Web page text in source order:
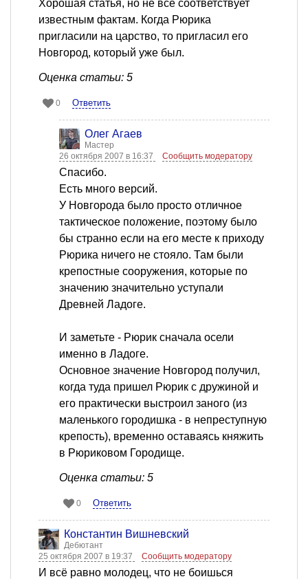
Хорошая статья, но не все соответствует
известным фактам. Когда Рюрика
пригласили на царство, то пригласил его
Новгород, который уже был.
Оценка статьи: 5
0 Ответить
Олег Агаев
Мастер
26 октября 2007 в 16:37
Сообщить модератору
Спасибо.
Есть много версий.
У Новгорода было просто отличное
тактическое положение, поэтому было
бы странно если на его месте к приходу
Рюрика ничего не стояло. Там были
крепостные сооружения, которые по
значению значительно уступали
Древней Ладоге.
И заметьте - Рюрик сначала осели
именно в Ладоге.
Основное значение Новгород получил,
когда туда пришел Рюрик с дружиной и
его практически выстроил заного (из
маленького городишка - в непреступную
крепость), временно оставаясь княжить
в Рюриковом Городище.
Оценка статьи: 5
0 Ответить
Константин Вишневский
Дебютант
25 октября 2007 в 19:37
Сообщить модератору
И всё равно молодец, что не боишься